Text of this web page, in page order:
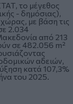
το μέγεθος
- δημόσιας),
με βάση τις
2.034
από 213
σε 482.056 m²
αδειών,
κατά 107,3%
του 2025.